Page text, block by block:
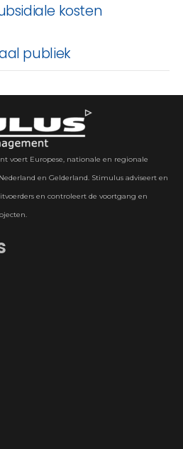
kosten
publiek
voert Europese, nationale en regionale
en Gelderland. Stimulus adviseert en
en controleert de voortgang en